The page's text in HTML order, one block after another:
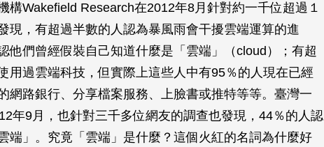
構Wakefield Research在2012年8月針對約一千位超過１
現，有超過半數的人認為暴風雨會干擾雲端運算的進
他們曾經假裝自己知道什麼是「雲端」（cloud）；有超
用過雲端科技，但實際上這些人中有95％的人現在已經
網路銀行、分享檔案服務、上臉書或推特等等。臺灣一
年9月，也針對三千多位網友的調查也發現，44％的人認
端」。究竟「雲端」是什麼？這個火紅的名詞為什麼好